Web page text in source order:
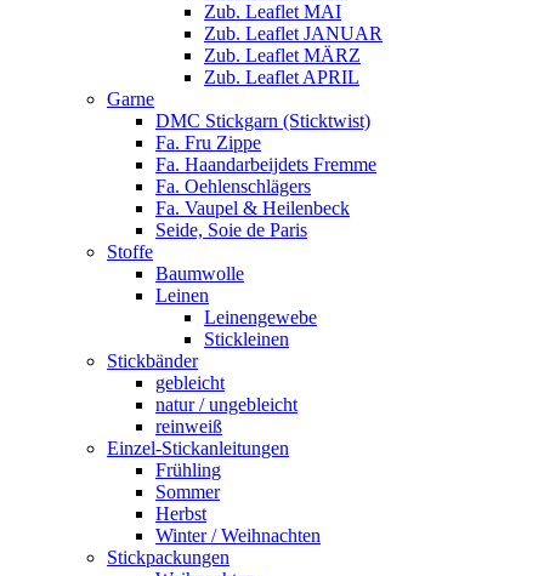
Zub. Leaflet MAI
Zub. Leaflet JANUAR
Zub. Leaflet MÄRZ
Zub. Leaflet APRIL
Garne
DMC Stickgarn (Sticktwist)
Fa. Fru Zippe
Fa. Haandarbeijdets Fremme
Fa. Oehlenschlägers
Fa. Vaupel & Heilenbeck
Seide, Soie de Paris
Stoffe
Baumwolle
Leinen
Leinengewebe
Stickleinen
Stickbänder
gebleicht
natur / ungebleicht
reinweiß
Einzel-Stickanleitungen
Frühling
Sommer
Herbst
Winter / Weihnachten
Stickpackungen